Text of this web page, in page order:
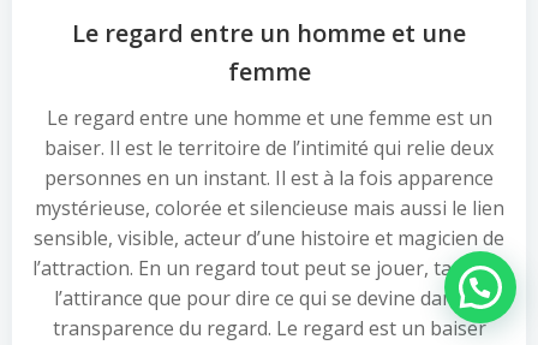
Le regard entre un homme et une
femme
Le regard entre une homme et une femme est un
baiser. Il est le territoire de l’intimité qui relie deux
personnes en un instant. Il est à la fois apparence
mystérieuse, colorée et silencieuse mais aussi le lien
sensible, visible, acteur d’une histoire et magicien de
l’attraction. En un regard tout peut se jouer, tant par
l’attirance que pour dire ce qui se devine dans la
transparence du regard. Le regard est un baiser
Besoin d'aide ?